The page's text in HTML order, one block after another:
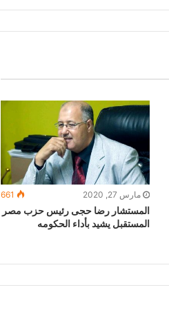
مارس 27, 2020 661
المستشار رضا حجى رئيس حزب مصر
المستقبل يشيد بأداء الحكومه